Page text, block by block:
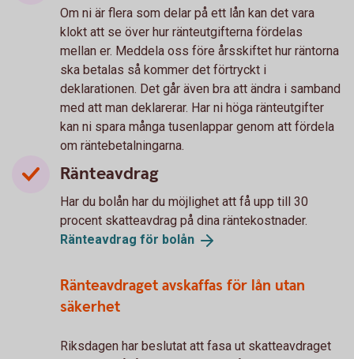
Om ni är flera som delar på ett lån kan det vara
klokt att se över hur ränteutgifterna fördelas
mellan er. Meddela oss före årsskiftet hur räntorna
ska betalas så kommer det förtryckt i
deklarationen. Det går även bra att ändra i samband
med att man deklarerar. Har ni höga ränteutgifter
kan ni spara många tusenlappar genom att fördela
om räntebetalningarna.
Ränteavdrag
Har du bolån har du möjlighet att få upp till 30
procent skatteavdrag på dina räntekostnader.
Ränteavdrag för bolån
Ränteavdraget avskaffas för lån utan
säkerhet
Riksdagen har beslutat att fasa ut skatteavdraget